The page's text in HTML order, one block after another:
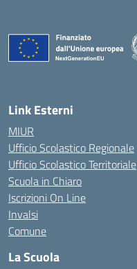
Link Esterni
MIUR
Ufficio Scolastico Regionale
Ufficio Scolastico Territoriale
Scuola in Chiaro
Iscrizioni On Line
Invalsi
Comune
La Scuola